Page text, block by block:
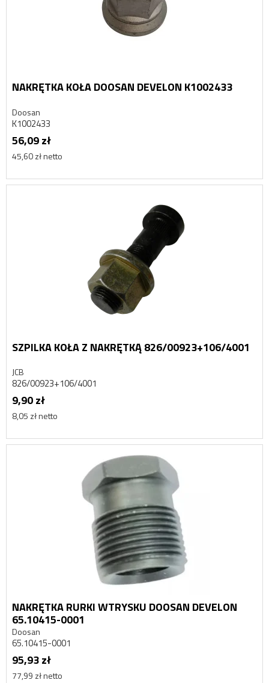
NAKRĘTKA KOŁA DOOSAN DEVELON K1002433
Doosan
K1002433
56,09 zł
45,60 zł netto
SZPILKA KOŁA Z NAKRĘTKĄ 826/00923+106/4001
JCB
826/00923+106/4001
9,90 zł
8,05 zł netto
NAKRĘTKA RURKI WTRYSKU DOOSAN DEVELON
65.10415-0001
Doosan
65.10415-0001
95,93 zł
77,99 zł netto